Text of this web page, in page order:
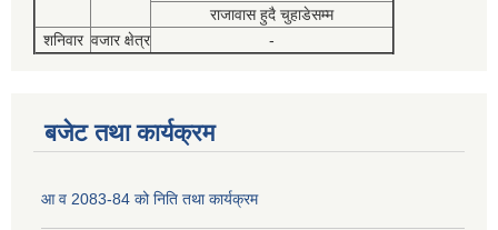
राजावास हुदै चुहाडेसम्म
शनिवार वजार क्षेत्र -
बजेट तथा कार्यक्रम
आ व 2083-84 को निति तथा कार्यक्रम